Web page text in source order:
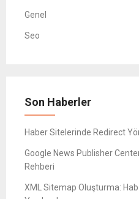
Genel
Seo
Son Haberler
Haber Sitelerinde Redirect
Google News Publisher
Rehberi
XML Sitemap Oluşturma: